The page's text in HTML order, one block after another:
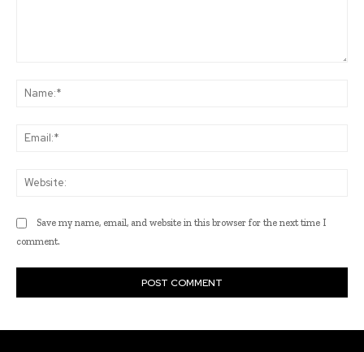
Save my name, email, and website in this browser for the next time I
comment.